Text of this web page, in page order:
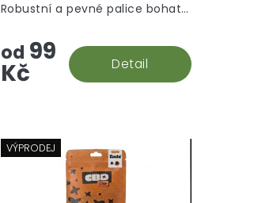
od 99
Kč Detail
Robustní a pevné palice bohaté
důvody, proč tenhle model
hodit do košíku.
VÝPRODEJ